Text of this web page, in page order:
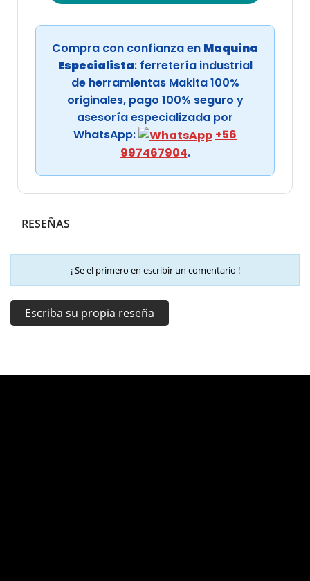
Compra con confianza en Maquina
Especialista: ferretería industrial
de herramientas Makita 100%
originales, pago 100% seguro y
asesoría especializada por
WhatsApp:
+56
997467904.
RESEÑAS
¡ Se el primero en escribir un comentario !
Escriba su propia reseña